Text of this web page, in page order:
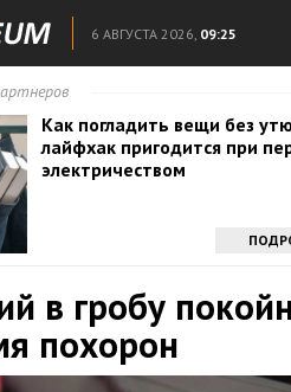
6 АВГУСТА 2026, 09:25
Как погладить вещи без
лайфхак пригодится при
электричеством
в гробу
похорон